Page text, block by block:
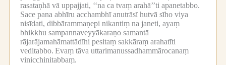
rasataṇhā vā uppajjati, ‘‘na ca tvaṃ arahā’’ti apanetabbo.
Sace pana abhīru acchambhī anutrāsī hutvā sīho viya
nisīdati, dibbārammaṇepi nikantiṃ na janeti, ayaṃ
bhikkhu sampannaveyyākaraṇo samantā
rājarājamahāmattādīhi pesitaṃ sakkāraṃ arahatīti
veditabbo. Evaṃ tāva uttarimanussadhammārocanaṃ
vinicchinitabbaṃ.